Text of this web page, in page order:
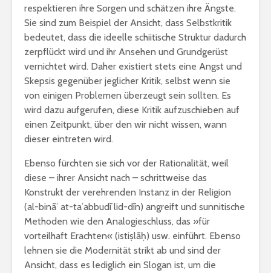
respektieren ihre Sorgen und schätzen ihre Ängste.
Sie sind zum Beispiel der Ansicht, dass Selbstkritik
bedeutet, dass die ideelle schiitische Struktur dadurch
zerpflückt wird und ihr Ansehen und Grundgerüst
vernichtet wird. Daher existiert stets eine Angst und
Skepsis gegenüber jeglicher Kritik, selbst wenn sie
von einigen Problemen überzeugt sein sollten. Es
wird dazu aufgerufen, diese Kritik aufzuschieben auf
einen Zeitpunkt, über den wir nicht wissen, wann
dieser eintreten wird.
Ebenso fürchten sie sich vor der Rationalität, weil
diese – ihrer Ansicht nach – schrittweise das
Konstrukt der verehrenden Instanz in der Religion
(al-bināʾ at-taʿabbudī lid-dīn) angreift und sunnitische
Methoden wie den Analogieschluss, das »für
vorteilhaft Erachten« (istiṣlāḥ) usw. einführt. Ebenso
lehnen sie die Modernität strikt ab und sind der
Ansicht, dass es lediglich ein Slogan ist, um die